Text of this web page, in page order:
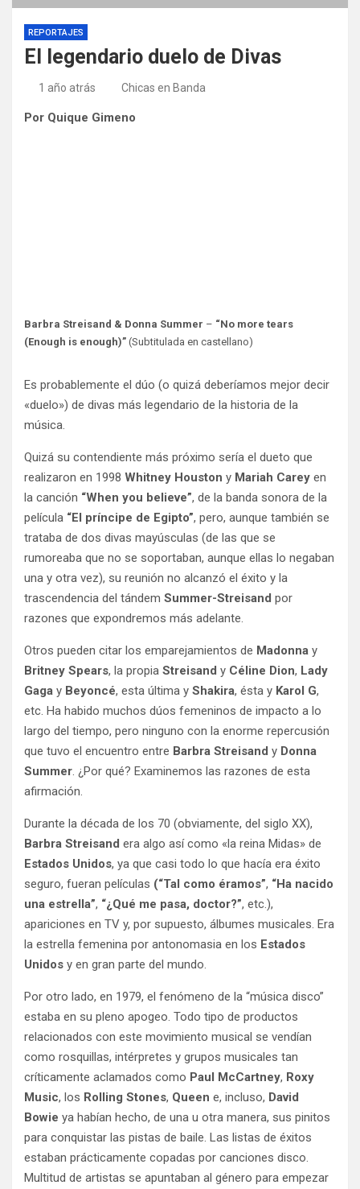
REPORTAJES
El legendario duelo de Divas
1 año atrás Chicas en Banda
Por Quique Gimeno
Barbra Streisand & Donna Summer – “No more tears
(Enough is enough)” (Subtitulada en castellano)
Es probablemente el dúo (o quizá deberíamos mejor decir
«duelo») de divas más legendario de la historia de la
música.
Quizá su contendiente más próximo sería el dueto que
realizaron en 1998 Whitney Houston y Mariah Carey en
la canción “When you believe”, de la banda sonora de la
película “El príncipe de Egipto”, pero, aunque también se
trataba de dos divas mayúsculas (de las que se
rumoreaba que no se soportaban, aunque ellas lo negaban
una y otra vez), su reunión no alcanzó el éxito y la
trascendencia del tándem Summer-Streisand por
razones que expondremos más adelante.
Otros pueden citar los emparejamientos de Madonna y
Britney Spears, la propia Streisand y Céline Dion, Lady
Gaga y Beyoncé, esta última y Shakira, ésta y Karol G,
etc. Ha habido muchos dúos femeninos de impacto a lo
largo del tiempo, pero ninguno con la enorme repercusión
que tuvo el encuentro entre Barbra Streisand y Donna
Summer. ¿Por qué? Examinemos las razones de esta
afirmación.
Durante la década de los 70 (obviamente, del siglo XX),
Barbra Streisand era algo así como «la reina Midas» de
Estados Unidos, ya que casi todo lo que hacía era éxito
seguro, fueran películas (“Tal como éramos”, “Ha nacido
una estrella”, “¿Qué me pasa, doctor?”, etc.),
apariciones en TV y, por supuesto, álbumes musicales. Era
la estrella femenina por antonomasia en los Estados
Unidos y en gran parte del mundo.
Por otro lado, en 1979, el fenómeno de la “música disco”
estaba en su pleno apogeo. Todo tipo de productos
relacionados con este movimiento musical se vendían
como rosquillas, intérpretes y grupos musicales tan
críticamente aclamados como Paul McCartney, Roxy
Music, los Rolling Stones, Queen e, incluso, David
Bowie ya habían hecho, de una u otra manera, sus pinitos
para conquistar las pistas de baile. Las listas de éxitos
estaban prácticamente copadas por canciones disco.
Multitud de artistas se apuntaban al género para empezar